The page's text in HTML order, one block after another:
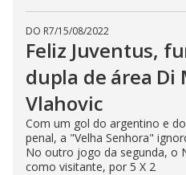
DO R7/15/08/2022
Feliz Juventus,
dupla de área Di
Vlahovic
Com um gol do argentino e
penal, a "Velha Senhora"
No outro jogo da segunda, o
como visitante, por 5 X 2